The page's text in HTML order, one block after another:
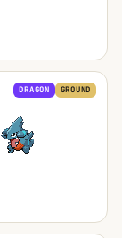
DRAGON GROUND